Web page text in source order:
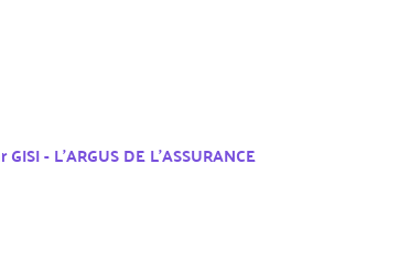
GISI - L'ARGUS DE L'ASSURANCE